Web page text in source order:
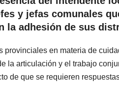
y jefas comunales
la adhesión de sus
provinciales en materia de
la articulación y el trabajo
de que se requieren